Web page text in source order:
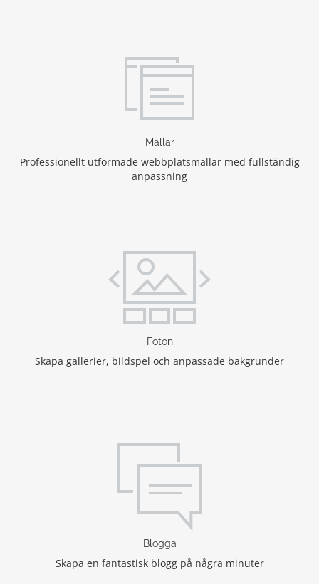
Mallar
Professionellt utformade webbplatsmallar med fullständig
anpassning
Foton
Skapa gallerier, bildspel och anpassade bakgrunder
Blogga
Skapa en fantastisk blogg på några minuter